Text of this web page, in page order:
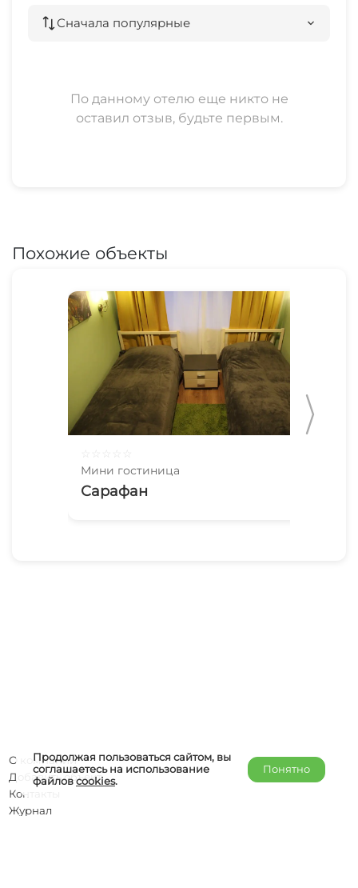
Сначала популярные
По данному отелю еще никто не
оставил отзыв, будьте первым.
Похожие объекты
Мини гостиница
Сарафан
Продолжая пользоваться сайтом, вы
соглашаетесь на использование
файловcookies.
Понятно
О компании
Добавить объект
Контакты
Журнал